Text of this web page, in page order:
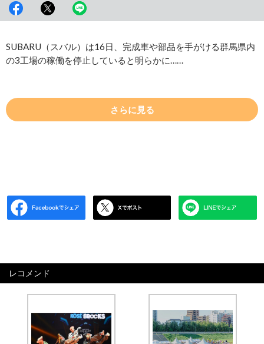
SUBARU（スバル）は16日、完成車や部品を手がける群馬県内
の3工場の稼働を停止していると明らかに……
さらに見る
レコメンド